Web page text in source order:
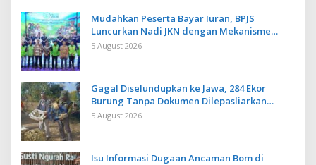
Mudahkan Peserta Bayar Iuran, BPJS
Luncurkan Nadi JKN dengan Mekanisme
Menabung
5 August 2026
Gagal Diselundupkan ke Jawa, 284 Ekor
Burung Tanpa Dokumen Dilepasliarkan
Cegah Ancaman Penyakit
5 August 2026
Isu Informasi Dugaan Ancaman Bom di